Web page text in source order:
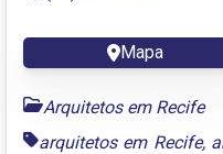
Mapa
Arquitetos em Recife
arquitetos em Recife,